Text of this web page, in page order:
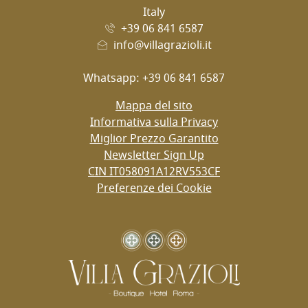
Accettiamo animali di piccola taglia. Comunicatelo in fase
ECO-FRIENDLY
Politiche sostenibili per ridurre l'impatto ambientale e
ALTRI SERVIZI
Servizio lavanderia e stireria
Transfer aeroportuale (su prenotazione)
Assistenza per prenotazione taxi
GIARDINO PRIVATO E TERRAZZA
Italy
+39 06 841 6587
info@villagrazioli.it
Whatsapp: +39 06 841 6587
Mappa del sito
Informativa sulla Privacy
Miglior Prezzo Garantito
Newsletter Sign Up
CIN IT058091A12RV553CF
Preferenze dei Cookie